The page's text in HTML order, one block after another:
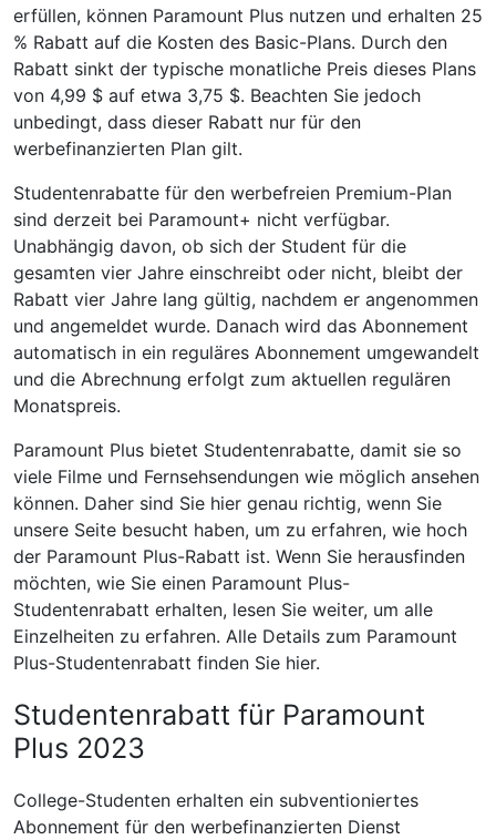
erfüllen, können Paramount Plus nutzen und erhalten 25
% Rabatt auf die Kosten des Basic-Plans. Durch den
Rabatt sinkt der typische monatliche Preis dieses Plans
von 4,99 $ auf etwa 3,75 $. Beachten Sie jedoch
unbedingt, dass dieser Rabatt nur für den
werbefinanzierten Plan gilt.
Studentenrabatte für den werbefreien Premium-Plan
sind derzeit bei Paramount+ nicht verfügbar.
Unabhängig davon, ob sich der Student für die
gesamten vier Jahre einschreibt oder nicht, bleibt der
Rabatt vier Jahre lang gültig, nachdem er angenommen
und angemeldet wurde. Danach wird das Abonnement
automatisch in ein reguläres Abonnement umgewandelt
und die Abrechnung erfolgt zum aktuellen regulären
Monatspreis.
Paramount Plus bietet Studentenrabatte, damit sie so
viele Filme und Fernsehsendungen wie möglich ansehen
können. Daher sind Sie hier genau richtig, wenn Sie
unsere Seite besucht haben, um zu erfahren, wie hoch
der Paramount Plus-Rabatt ist. Wenn Sie herausfinden
möchten, wie Sie einen Paramount Plus-
Studentenrabatt erhalten, lesen Sie weiter, um alle
Einzelheiten zu erfahren. Alle Details zum Paramount
Plus-Studentenrabatt finden Sie hier.
Studentenrabatt für Paramount
Plus 2023
College-Studenten erhalten ein subventioniertes
Abonnement für den werbefinanzierten Dienst